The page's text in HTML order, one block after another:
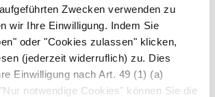
Zwecken verwenden zu
wir Ihre Einwilligung. Indem Sie
oder "Cookies zulassen" klicken,
(jederzeit widerruflich) zu. Dies
Einwilligung nach Art. 49 (1) (a)
notwendige Cookies" können Sie die
mit der Salzsäure des
verfärbt und stammt somit aus
. Sie kann
haben, wie eine Gastritis
oderTumoren . Um die